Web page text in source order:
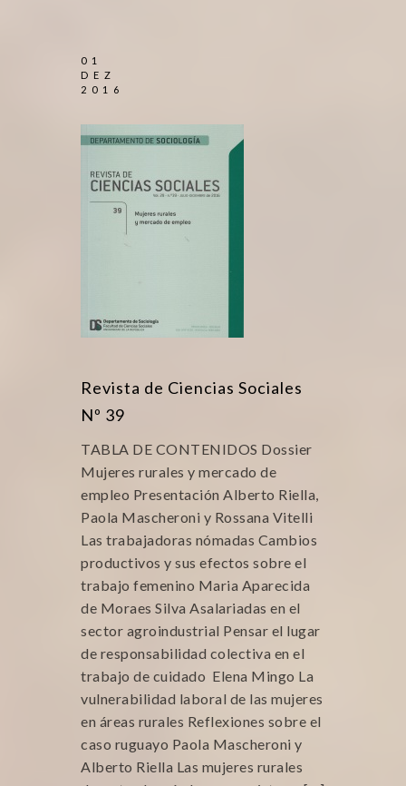
01
DEZ
2016
Revista de Ciencias Sociales
Nº 39
TABLA DE CONTENIDOS Dossier
Mujeres rurales y mercado de
empleo Presentación Alberto Riella,
Paola Mascheroni y Rossana Vitelli
Las trabajadoras nómadas Cambios
productivos y sus efectos sobre el
trabajo femenino Maria Aparecida
de Moraes Silva Asalariadas en el
sector agroindustrial Pensar el lugar
de responsabilidad colectiva en el
trabajo de cuidado Elena Mingo La
vulnerabilidad laboral de las mujeres
en áreas rurales Reflexiones sobre el
caso ruguayo Paola Mascheroni y
Alberto Riella Las mujeres rurales